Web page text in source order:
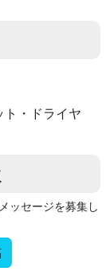
・ドライヤ
ッセージを募集し